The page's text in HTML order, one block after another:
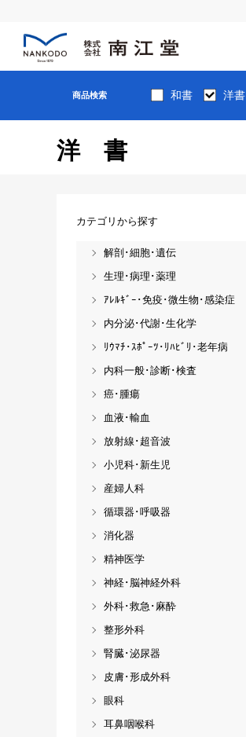
商品検索 和書 洋書
洋書
カテゴリから探す
解剖･細胞･遺伝
生理･病理･薬理
ｱﾚﾙｷﾞｰ･免疫･微生物･感染症
内分泌･代謝･生化学
ﾘｳﾏﾁ･ｽﾎﾟｰﾂ･ﾘﾊﾋﾞﾘ･老年病
内科一般･診断･検査
癌･腫瘍
血液･輸血
放射線･超音波
小児科･新生児
産婦人科
循環器･呼吸器
消化器
精神医学
神経･脳神経外科
外科･救急･麻酔
整形外科
腎臓･泌尿器
皮膚･形成外科
眼科
耳鼻咽喉科